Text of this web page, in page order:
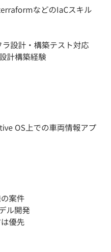
などのIaCスキル
設計・構築テスト対応
計構築経験
OS上での車両情報アプ
案件
ル開発
優先